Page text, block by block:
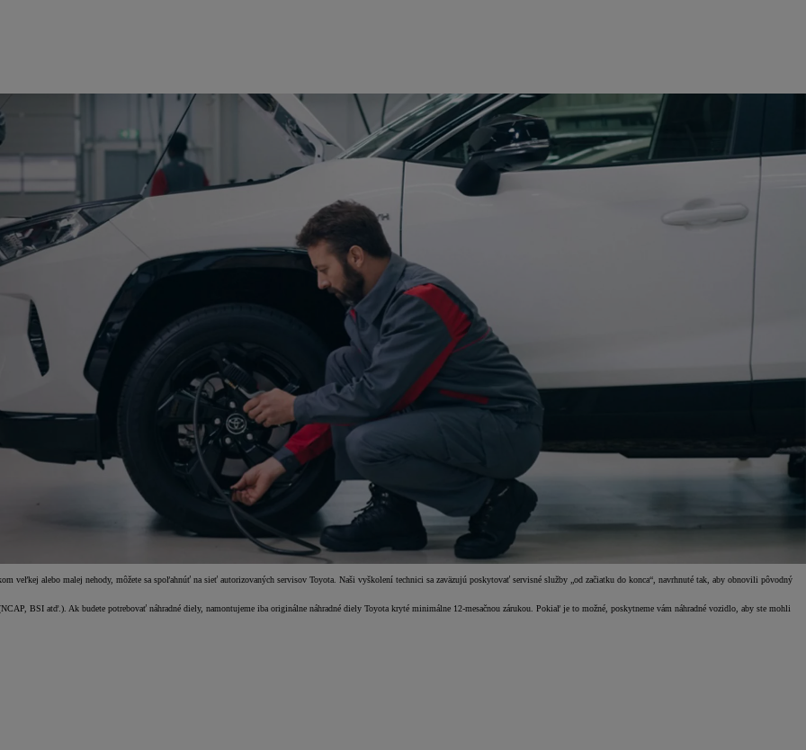
veľkej alebo malej nehody, môžete sa spoľahnúť na sieť autorizovaných servisov Toyota. Naši vyškolení technici sa zaväzujú poskytovať servisné služby „od začiatku do konca“, navrhnuté tak, aby obnovili pôvodný
BSI atď.). Ak budete potrebovať náhradné diely, namontujeme iba originálne náhradné diely Toyota kryté minimálne 12-mesačnou zárukou. Pokiaľ je to možné, poskytneme vám náhradné vozidlo, aby ste mohli